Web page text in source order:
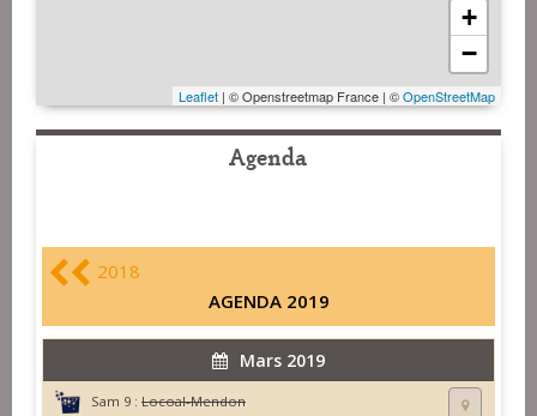
+
−
Leaflet | © Openstreetmap France | ©OpenStreetMap
Agenda
2018
AGENDA 2019
Mars 2019
Sam 9 : Locoal-Mendon